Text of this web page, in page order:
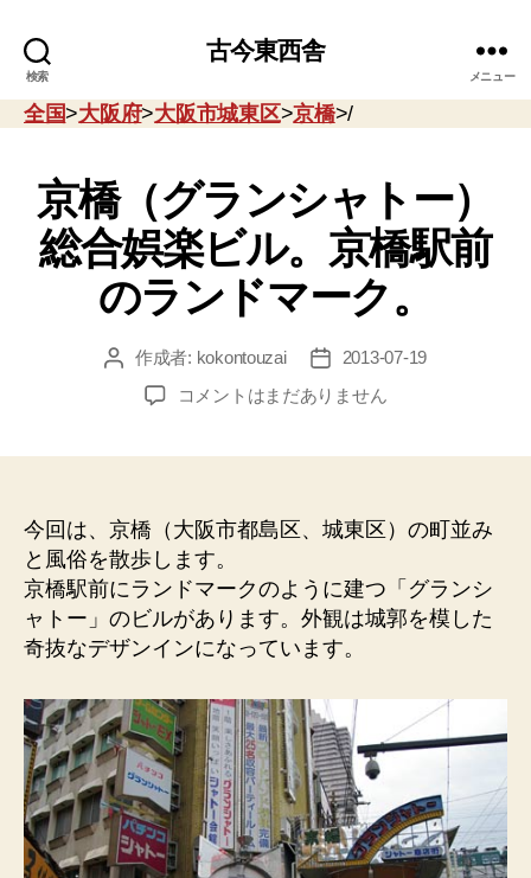
検索
古今東西舎
メニュー
全国>大阪府>大阪市城東区>京橋>/
京橋（グランシャトー）
総合娯楽ビル。京橋駅前
のランドマーク。
投 作成者: kokontouzai
投
稿
日
2013-07-19
京
シ
ャ
ト
ー）
総
合
楽
ビ
ル。
京
橋
駅
前
コメントはまだありません
今回は、京橋（大阪市都島区、城東区）の町並み
と風俗を散歩します。
京橋駅前にランドマークのように建つ「グランシ
ャトー」のビルがあります。外観は城郭を模した
奇抜なデザンインになっています。